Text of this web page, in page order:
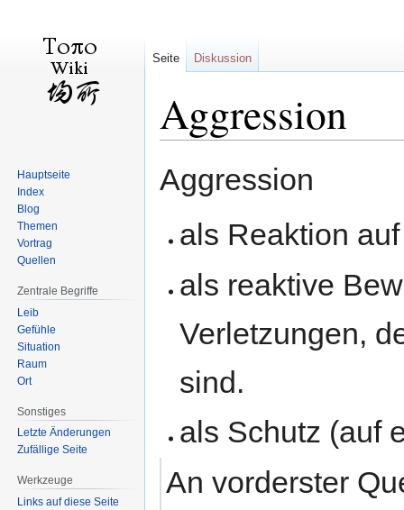
Aggression
Navigation
Suche
Aggression
als Reaktion
als reaktive
Verletzungen,
sind.
als Schutz (auf
An vorderster
Seite Diskussion
Hauptseite
Index
Blog
Themen
Vortrag
Quellen
Zentrale Begriffe
Leib
Gefühle
Situation
Raum
Ort
Sonstiges
Letzte Änderungen
Zufällige Seite
Werkzeuge
Links auf diese Seite